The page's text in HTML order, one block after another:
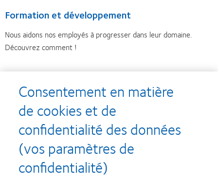
Formation et développement
Nous aidons nos employés à progresser dans leur domaine.
Découvrez comment !
Recompenses
Consentement en matière
de cookies et de
confidentialité des données
(vos paramètres de
confidentialité)